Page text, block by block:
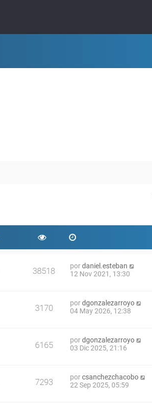
38518 pordaniel.esteban
12 Nov 2021, 13:30
3170 pordgonzalezarroyo
04 May 2026, 12:38
6165 pordgonzalezarroyo
03 Dic 2025, 21:16
7293 porcsanchezchacobo
22 Sep 2025, 05:59